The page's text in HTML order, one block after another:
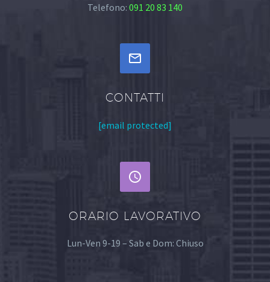
Telefono: 091 20 83 140


CONTATTI
[email protected]


ORARIO LAVORATIVO
Lun-Ven 9-19 – Sab e Dom: Chiuso